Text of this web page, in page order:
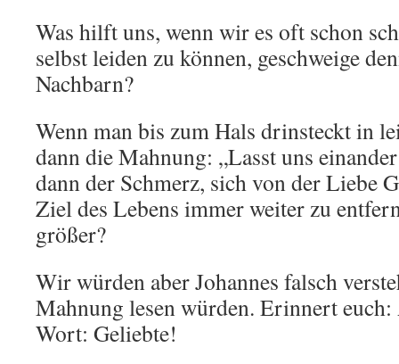
Was hilft uns, wenn wir es oft schon
selbst leiden zu können, geschweige
Nachbarn?
Wenn man bis zum Hals drinsteckt in
dann die Mahnung: „Lasst uns
dann der Schmerz, sich von der Liebe
Ziel des Lebens immer weiter zu
größer?
Wir würden aber Johannes falsch
Mahnung lesen würden. Erinnert
Wort: Geliebte!